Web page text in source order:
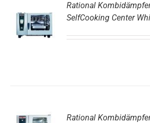
DETAILS
Rational
SelfCooking Center
Rational